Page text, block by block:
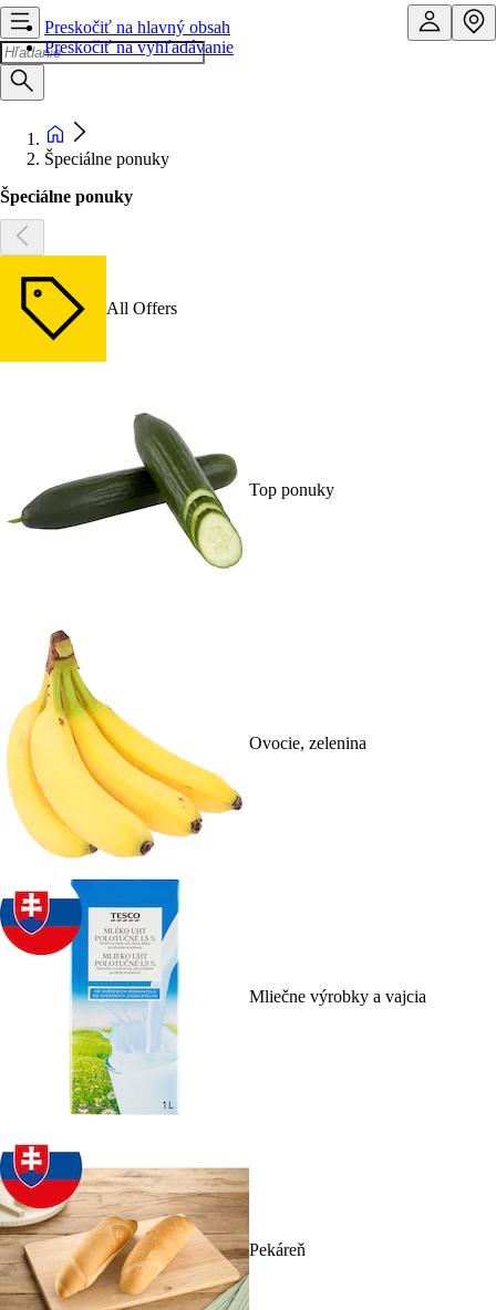
Preskočiť na hlavný obsah
Preskočiť na vyhľadávanie
Špeciálne ponuky
Špeciálne ponuky
All Offers
Top ponuky
Ovocie, zelenina
Mliečne výrobky a vajcia
Pekáreň